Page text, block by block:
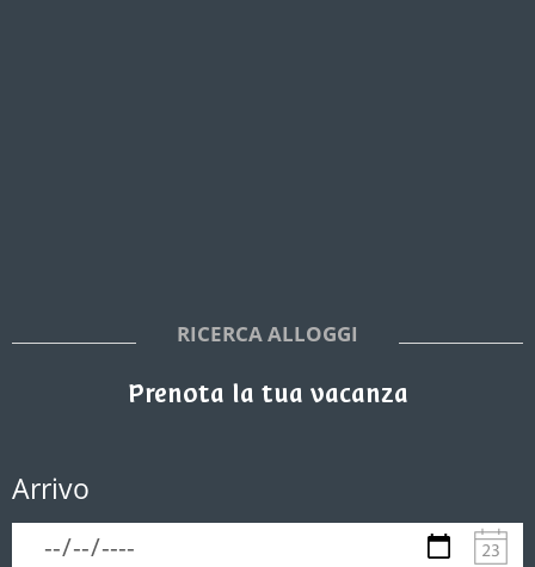
RICERCA ALLOGGI
Prenota la tua vacanza
Arrivo